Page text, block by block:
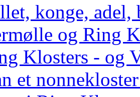
konge, adel,
og Ring
Klosters - og
et